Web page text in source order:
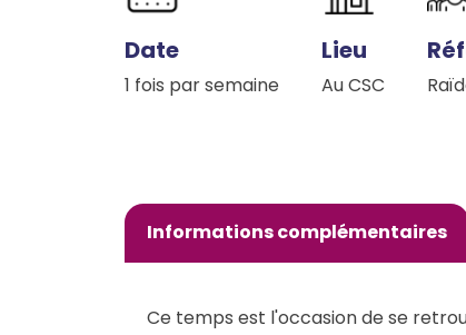
Date
1 fois par semaine
Lieu
Au CSC
Informations complémentaires
Ce temps est l'occasion de se